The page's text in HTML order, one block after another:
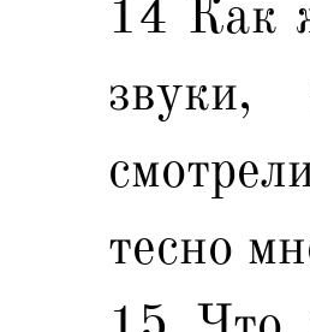
14 Как
звуки,
тесно